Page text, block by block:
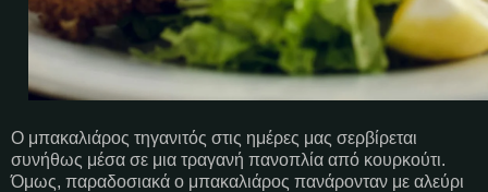
Ο μπακαλιάρος τηγανιτός στις ημέρες μας σερβίρεται
συνήθως μέσα σε μια τραγανή πανοπλία από κουρκούτι.
Όμως, παραδοσιακά ο μπακαλιάρος πανάρονταν με αλεύρι